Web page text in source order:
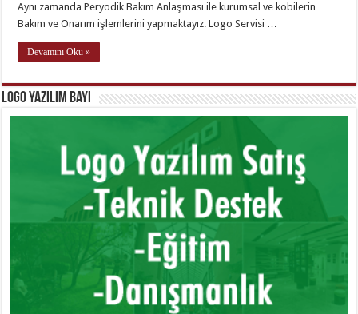
Aynı zamanda Peryodik Bakım Anlaşması ile kurumsal ve kobilerin
Bakım ve Onarım işlemlerini yapmaktayız. Logo Servisi …
Devamını Oku »
Logo Yazılım Bayi